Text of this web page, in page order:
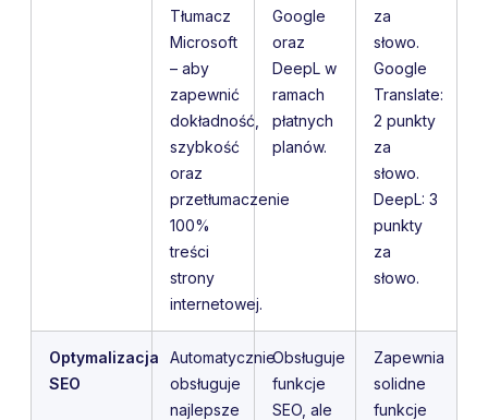
Tłumacz
Microsoft
– aby
zapewnić
dokładność,
szybkość
oraz
przetłumaczenie
100%
treści
strony
internetowej.
Google
oraz
DeepL w
ramach
płatnych
planów.
za
słowo.
Google
Translate:
2 punkty
za
słowo.
DeepL: 3
punkty
za
słowo.
Optymalizacja
SEO
Automatycznie
obsługuje
najlepsze
Obsługuje
funkcje
SEO, ale
Zapewnia
solidne
funkcje